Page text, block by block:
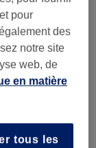
pour
des
notre site
web, de
en matière
tous les